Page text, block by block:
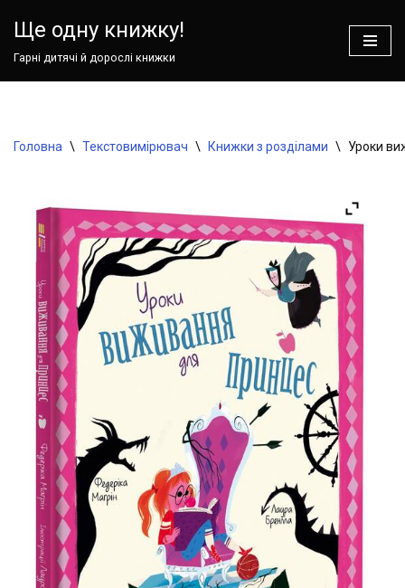
Ще одну книжку!
Гарні дитячі й дорослі книжки
Головна \ Текстовимірювач \ Книжки з розділами \ Уроки